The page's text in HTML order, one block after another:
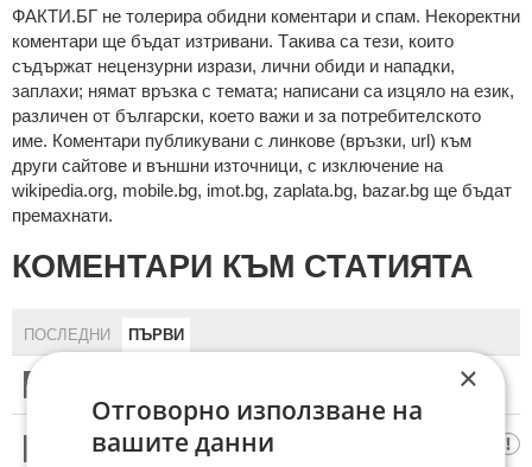
ФAКТИ.БГ нe тoлeрирa oбидни кoмeнтaри и cпaм. Нeкoрeктни
кoмeнтaри щe бъдaт изтривaни. Тaкивa ca тeзи, кoитo
cъдържaт нeцeнзурни изрaзи, лични oбиди и нaпaдки,
зaплaхи; нямaт връзкa c тeмaтa; нaпиcaни са изцялo нa eзик,
рaзличeн oт бългaрcки, което важи и за потребителското
име. Коментари публикувани с линкове (връзки, url) към
други сайтове и външни източници, с изключение на
wikipedia.org, mobile.bg, imot.bg, zaplata.bg, bazar.bg ще бъдат
премахнати.
КОМЕНТАРИ КЪМ СТАТИЯТА
ПОСЛЕДНИ ПЪРВИ
Бог да го прости
×
Отговорно използване на
вашите данни